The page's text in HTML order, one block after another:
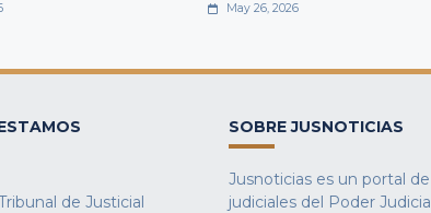
May 26, 2026
de Justicial
SOBRE JUSNOTICIAS
Jusnoticias es un portal
judiciales del Poder